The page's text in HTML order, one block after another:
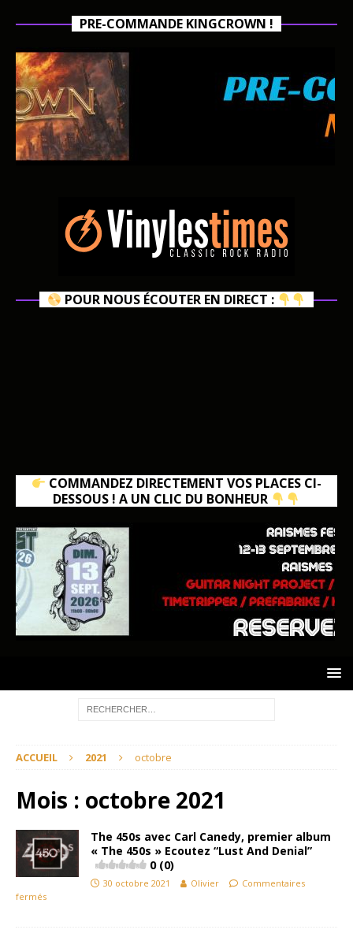
PRE-COMMANDE KINGCROWN !
POUR NOUS ÉCOUTER EN DIRECT :
COMMANDEZ DIRECTEMENT VOS PLACES CI-
DESSOUS ! A UN CLIC DU BONHEUR
ACCUEIL 2021 octobre
Mois : octobre 2021
The 450s avec Carl Canedy, premier album
« The 450s » Ecoutez “Lust And Denial”
0 (0)
30 octobre 2021 Olivier
Commentaires
fermés